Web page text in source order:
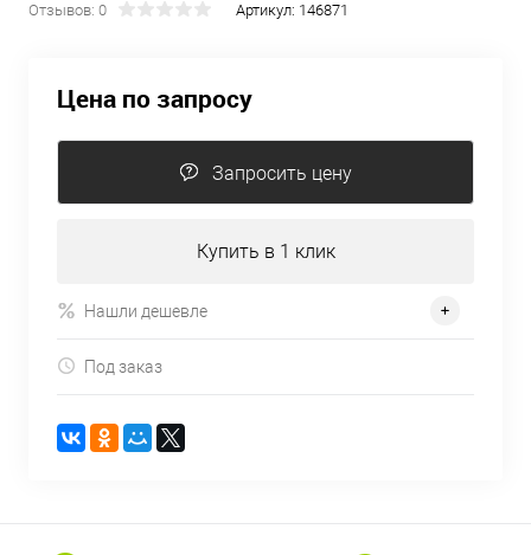
Отзывов: 0 Артикул: 146871
Цена по запросу
Запросить цену
Купить в 1 клик
Нашли дешевле
Под заказ